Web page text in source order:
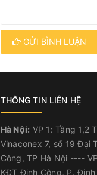
GỬI BÌNH LUẬN
THÔNG TIN LIÊN HỆ
Hà Nội: VP 1: Tầng 1,2
Vinaconex 7, số 19 Đại
Công, TP Hà Nội ----
KĐT Định Công, P.